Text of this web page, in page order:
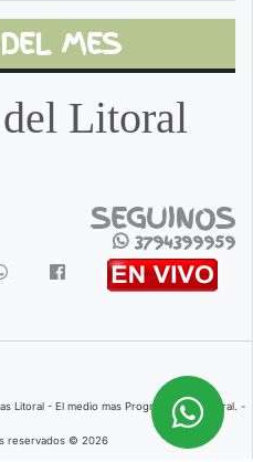
MES
Litoral
SEGUINOS
3794399959
Litoral - El medio mas Progresista del Litoral. -
reservados © 2026